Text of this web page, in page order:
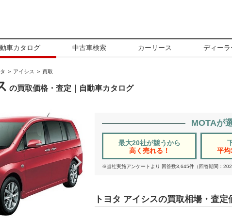
車カタログ 中古車検索 カーリース ディー
アイシス 買取
の買取価格・査定｜自動車カタログ
MOTAが
最大20社が競うから
高く売れる！
平均
※当社実施アンケートより 回答数3,645件（回答期間：
トヨタ アイシスの買取相場・査定